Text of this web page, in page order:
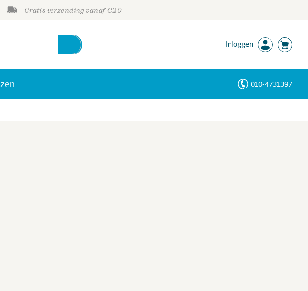
Gratis verzending vanaf €20
Inloggen
010-4731397
Personen